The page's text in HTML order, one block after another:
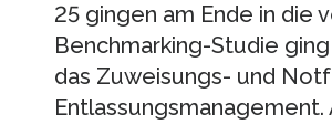
25 gingen am Ende in die
Benchmarking-Studie
das Zuweisungs- und